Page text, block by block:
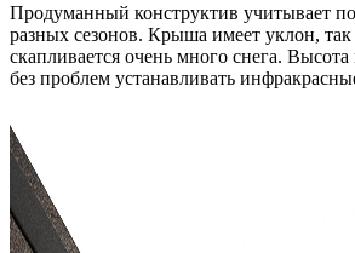
Продуманный конструктив учитывает
разных сезонов. Крыша имеет уклон,
скапливается очень много снега. Высота
без проблем устанавливать